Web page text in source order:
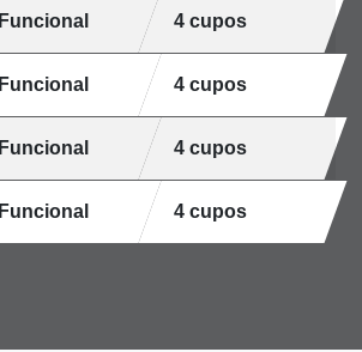
Funcional 4 cupos
Funcional 4 cupos
Funcional 4 cupos
Funcional 4 cupos